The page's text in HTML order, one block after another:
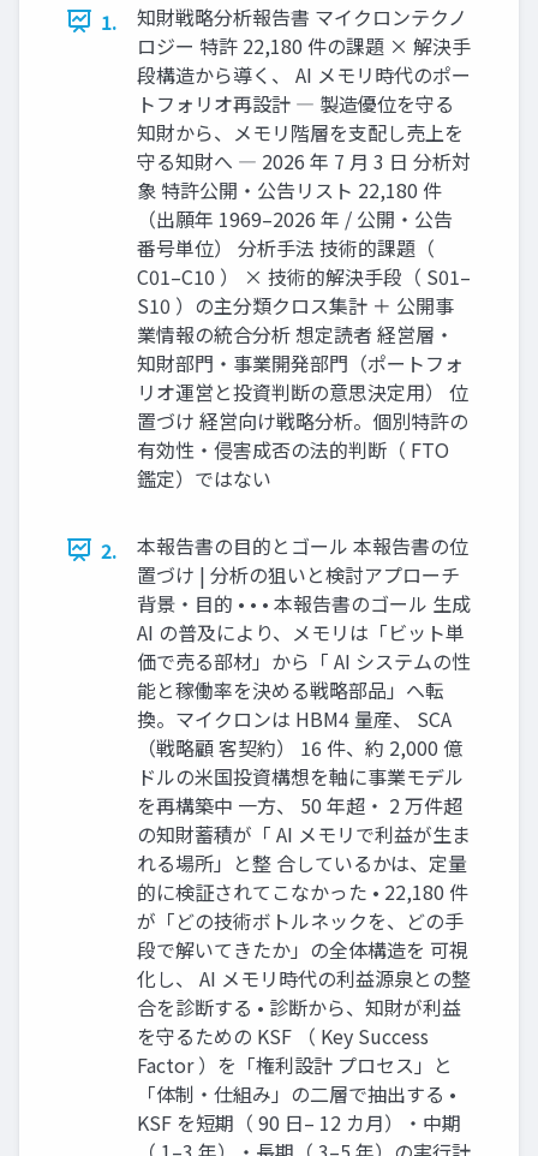
1.
知財戦略分析報告書 マイクロンテクノ
ロジー 特許 22,180 件の課題 × 解決手
段構造から導く、 AI メモリ時代のポー
トフォリオ再設計 ― 製造優位を守る
知財から、メモリ階層を支配し売上を
守る知財へ ― 2026 年 7 月 3 日 分析対
象 特許公開・公告リスト 22,180 件
（出願年 1969–2026 年 / 公開・公告
番号単位） 分析手法 技術的課題（
C01–C10 ） × 技術的解決手段（ S01–
S10 ）の主分類クロス集計 ＋ 公開事
業情報の統合分析 想定読者 経営層・
知財部門・事業開発部門（ポートフォ
リオ運営と投資判断の意思決定用） 位
置づけ 経営向け戦略分析。個別特許の
有効性・侵害成否の法的判断（ FTO
鑑定）ではない
2.
本報告書の目的とゴール 本報告書の位
置づけ | 分析の狙いと検討アプローチ
背景・目的 • • • 本報告書のゴール 生成
AI の普及により、メモリは「ビット単
価で売る部材」から「 AI システムの性
能と稼働率を決める戦略部品」へ転
換。マイクロンは HBM4 量産、 SCA
（戦略顧 客契約） 16 件、約 2,000 億
ドルの米国投資構想を軸に事業モデル
を再構築中 一方、 50 年超・ 2 万件超
の知財蓄積が「 AI メモリで利益が生ま
れる場所」と整 合しているかは、定量
的に検証されてこなかった • 22,180 件
が「どの技術ボトルネックを、どの手
段で解いてきたか」の全体構造を 可視
化し、 AI メモリ時代の利益源泉との整
合を診断する • 診断から、知財が利益
を守るための KSF （ Key Success
Factor ）を「権利設計 プロセス」と
「体制・仕組み」の二層で抽出する •
KSF を短期（ 90 日– 12 カ月）・中期